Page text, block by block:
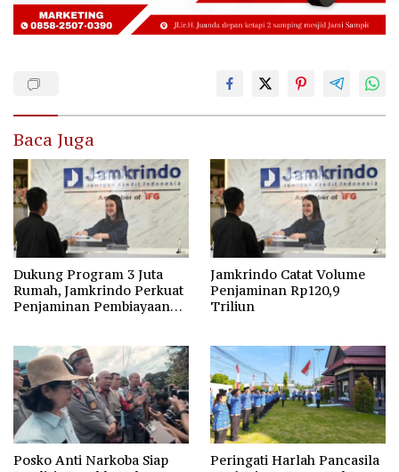
Baca Juga
Dukung Program 3 Juta
Rumah, Jamkrindo Perkuat
Penjaminan Pembiayaan
Jamkrindo Catat Volume
Penjaminan Rp120,9
Triliun
Posko Anti Narkoba Siap
Peringati Harlah Pancasila